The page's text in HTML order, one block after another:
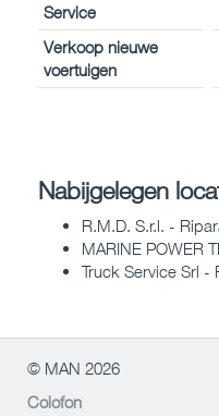
Service
Verkoop nieuwe
voertuigen
Nabijgelegen
R.M.D. S.r.l. -
MARINE POWER
Truck Service Srl -
© MAN 2026
Colofon